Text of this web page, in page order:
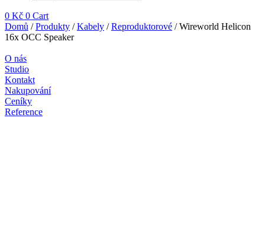
0 Kč 0 Cart
Domů /Produkty /Kabely /Reproduktorové / Wireworld Helicon
16x OCC Speaker
O nás
Studio
Kontakt
Nakupování
Ceníky
Reference